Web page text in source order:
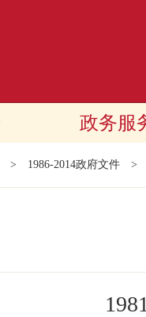
政务服
> 1986-2014政府文件 >